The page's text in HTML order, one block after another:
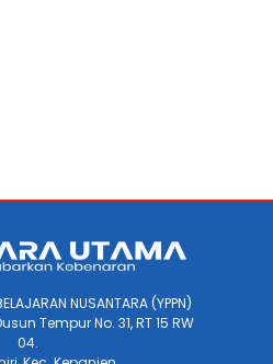
NUSANTARA (YPPN)
Tempur No. 31, RT 15 RW
04.